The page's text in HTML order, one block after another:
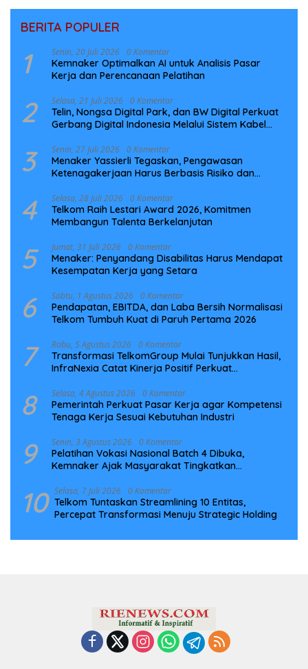
BERITA POPULER
1 Senin, 20 Juli 2026 0 Komentar
Kemnaker Optimalkan AI untuk Analisis Pasar
Kerja dan Perencanaan Pelatihan
2 Selasa, 21 Juli 2026 0 Komentar
Telin, Nongsa Digital Park, dan BW Digital Perkuat
Gerbang Digital Indonesia Melalui Sistem Kabel
3 Senin, 27 Juli 2026 0 Komentar
Menaker Yassierli Tegaskan, Pengawasan
Ketenagakerjaan Harus Berbasis Risiko dan
4 Selasa, 28 Juli 2026 0 Komentar
Telkom Raih Lestari Award 2026, Komitmen
Membangun Talenta Berkelanjutan
5 Jumat, 31 Juli 2026 0 Komentar
Menaker: Penyandang Disabilitas Harus Mendapat
Kesempatan Kerja yang Setara
6 Sabtu, 1 Agustus 2026 0 Komentar
Pendapatan, EBITDA, dan Laba Bersih Normalisasi
Telkom Tumbuh Kuat di Paruh Pertama 2026
7 Rabu, 5 Agustus 2026 0 Komentar
Transformasi TelkomGroup Mulai Tunjukkan Hasil,
InfraNexia Catat Kinerja Positif Perkuat
8 Selasa, 4 Agustus 2026 0 Komentar
Pemerintah Perkuat Pasar Kerja agar Kompetensi
Tenaga Kerja Sesuai Kebutuhan Industri
9 Senin, 3 Agustus 2026 0 Komentar
Pelatihan Vokasi Nasional Batch 4 Dibuka,
Kemnaker Ajak Masyarakat Tingkatkan
10 Selasa, 7 Juli 2026 0 Komentar
Telkom Tuntaskan Streamlining 10 Entitas,
Percepat Transformasi Menuju Strategic Holding